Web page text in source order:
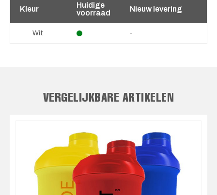
Kleur
Huidige
voorraad
Nieuw levering
Wit -
VERGELIJKBARE ARTIKELEN